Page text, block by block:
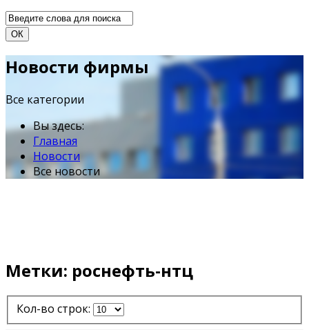
ОК
Новости фирмы
Все категории
Вы здесь:
Главная
Новости
Все новости
Метки: роснефть-нтц
Кол-во строк: